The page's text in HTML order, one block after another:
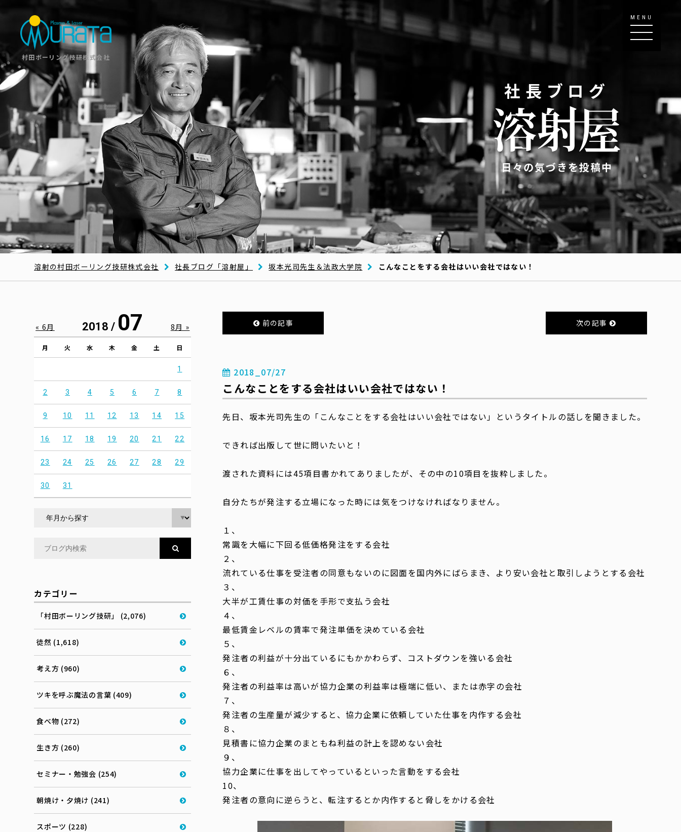
村田ボーリング技研株式会社
MENU
社長ブログ
日々の気づきを投稿中
溶射の村田ボーリング技研株式会社 社長ブログ「溶射屋」 坂本光司先生＆法政大学院 こんなことをする会社はいい会社ではない！
前の記事 次の記事
2018_07/27
こんなことをする会社はいい会社ではない！
先日、坂本光司先生の「こんなことをする会社はいい会社ではない」というタイトルの話しを聞きました。
できれば出版して世に問いたいと！
渡された資料には45項目書かれてありましたが、その中の10項目を抜粋しました。
自分たちが発注する立場になった時には気をつけなければなりません。
１、
常識を大幅に下回る低価格発注をする会社
２、
流れている仕事を受注者の同意もないのに図面を国内外にばらまき、より安い会社と取引しようとする会社
３、
大半が工賃仕事の対価を手形で支払う会社
４、
最低賃金レベルの賃率で発注単価を決めている会社
５、
発注者の利益が十分出ているにもかかわらず、コストダウンを強いる会社
６、
発注者の利益率は高いが協力企業の利益率は極端に低い、または赤字の会社
７、
発注者の生産量が減少すると、協力企業に依頼していた仕事を内作する会社
８、
見積書に協力企業のまともね利益の計上を認めない会社
９、
協力企業に仕事を出してやっているといった言動をする会社
10、
発注者の意向に逆らうと、転注するとか内作すると脅しをかける会社
2018 / 07
月 火 水 木 金 土 日
1
2 3 4 5 6 7 8
9 10 11 12 13 14 15
16 17 18 19 20 21 22
23 24 25 26 27 28 29
30 31
« 6月 8月 »
カテゴリー
「村田ボーリング技研」 (2,076)
徒然 (1,618)
考え方 (960)
ツキを呼ぶ魔法の言葉 (409)
食べ物 (272)
生き方 (260)
セミナー・勉強会 (254)
朝焼け・夕焼け (241)
スポーツ (228)